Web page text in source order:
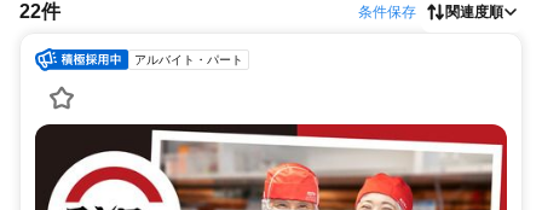
22件 条件保存 関連度順
アルバイト・パート